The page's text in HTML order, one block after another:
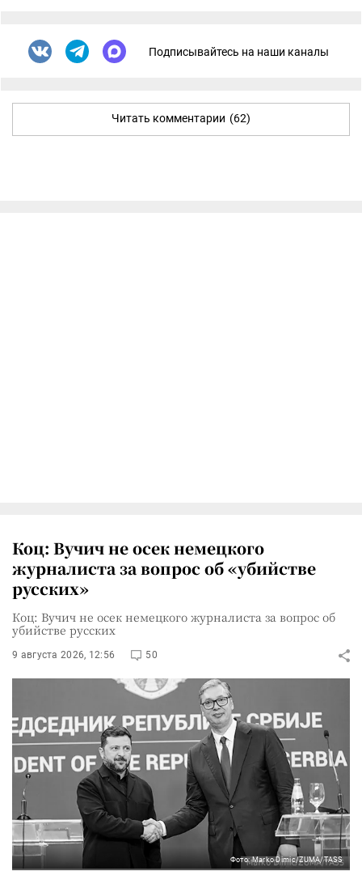
Подписывайтесь на наши каналы
Читать комментарии (62)
Коц: Вучич не осек немецкого
журналиста за вопрос об «убийстве
русских»
Коц: Вучич не осек немецкого журналиста за вопрос об
убийстве русских
9 августа 2026, 12:56 50
Фото: Marko Dimic/ZUMA/TASS